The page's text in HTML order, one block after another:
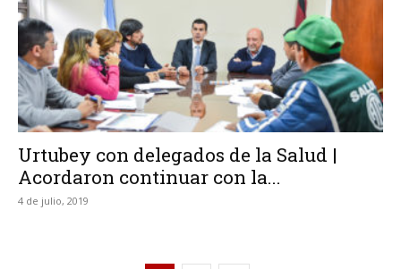
Urtubey con delegados de la Salud |
Acordaron continuar con la...
4 de julio, 2019